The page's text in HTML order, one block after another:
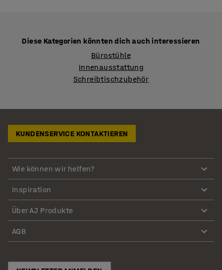
Diese Kategorien könnten dich auch interessieren
Bürostühle
Innenausstattung
Schreibtischzubehör
KUNDENSERVICE KONTAKTIEREN
Wie können wir helfen?
Inspiration
Über AJ Produkte
AGB